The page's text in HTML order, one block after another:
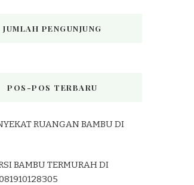
JUMLAH PENGUNJUNG
POS-POS TERBARU
RUANGAN BAMBU DI
BAMBU TERMURAH DI